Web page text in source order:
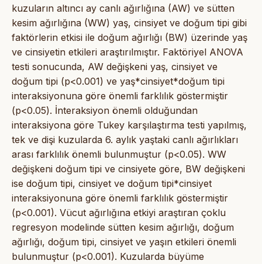
kuzuların altıncı ay canlı ağırlığına (AW) ve sütten
kesim ağırlığına (WW) yaş, cinsiyet ve doğum tipi gibi
faktörlerin etkisi ile doğum ağırlığı (BW) üzerinde yaş
ve cinsiyetin etkileri araştırılmıştır. Faktöriyel ANOVA
testi sonucunda, AW değişkeni yaş, cinsiyet ve
doğum tipi (p<0.001) ve yaş*cinsiyet*doğum tipi
interaksiyonuna göre önemli farklılık göstermiştir
(p<0.05). İnteraksiyon önemli olduğundan
interaksiyona göre Tukey karşılaştırma testi yapılmış,
tek ve dişi kuzularda 6. aylık yaştaki canlı ağırlıkları
arası farklılık önemli bulunmuştur (p<0.05). WW
değişkeni doğum tipi ve cinsiyete göre, BW değişkeni
ise doğum tipi, cinsiyet ve doğum tipi*cinsiyet
interaksiyonuna göre önemli farklılık göstermiştir
(p<0.001). Vücut ağırlığına etkiyi araştıran çoklu
regresyon modelinde sütten kesim ağırlığı, doğum
ağırlığı, doğum tipi, cinsiyet ve yaşın etkileri önemli
bulunmuştur (p<0.001). Kuzularda büyüme